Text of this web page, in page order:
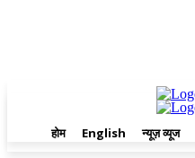
होम English न्यूज़ व्यूज